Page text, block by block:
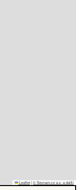
Leaflet|© Seznam.cz a.s. a další